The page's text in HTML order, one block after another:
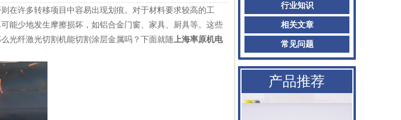
在许多转移项目中容易出现划痕。对于材料要求较高的工
能少地发生摩擦损坏，如铝合金门窗、家具、厨具等。这些
光纤激光切割机能切割涂层金属吗？下面就随上海率原机电
行业知识
相关文章
常见问题
产品推荐
AMADA阿玛达喷嘴
二氧化碳聚焦镜
普雷喷嘴